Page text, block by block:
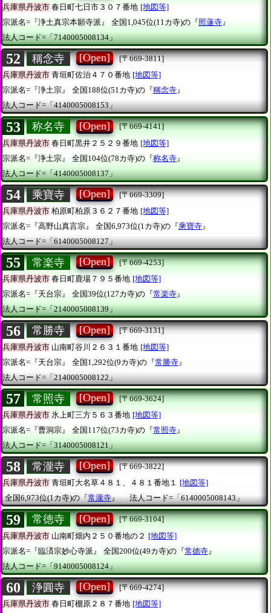
兵庫県丹波市 春日町七日市３０７番地 [地図等]
宗派名=『浄土真宗本願寺派』
全国1,045位(11カ寺)の『照蓮寺』
法人コード=「7140005008134」
52 稱念寺 [Open]
[〒669-3811]
兵庫県丹波市 青垣町佐治４７０番地 [地図等]
宗派名=『浄土宗』
全国188位(51カ寺)の『稱念寺』
法人コード=「4140005008153」
53 称名寺 [Open]
[〒669-4141]
兵庫県丹波市 春日町黒井２５２９番地 [地図等]
宗派名=『浄土宗』
全国104位(78カ寺)の『称名寺 』
法人コード=「4140005008137」
54 乘寶寺 [Open]
[〒669-3309]
兵庫県丹波市 柏原町柏原３６２７番地 [地図等]
宗派名=『高野山真言宗』
全国6,973位(1カ寺)の『乘寶寺』
法人コード=「6140005008127」
55 常楽寺 [Open]
[〒669-4253]
兵庫県丹波市 春日町鹿場７９５番地 [地図等]
宗派名=『天台宗』
全国39位(127カ寺)の『常楽寺』
法人コード=「2140005008139」
56 常勝寺 [Open]
[〒669-3131]
兵庫県丹波市 山南町谷川２６３１番地 [地図等]
宗派名=『天台宗』
全国1,292位(9カ寺)の『常勝寺 』
法人コード=「2140005008122」
57 常照寺 [Open]
[〒669-3624]
兵庫県丹波市 氷上町三方５６３番地 [地図等]
宗派名=『曹洞宗』
全国117位(73カ寺)の『常照寺』
法人コード=「3140005008121」
58 常瀧寺 [Open]
[〒669-3822]
兵庫県丹波市 青垣町大名草４８１、４８１番地１ [地図等]
全国6,973位(1カ寺)の『常瀧寺』 法人コード=「6140005008143」
59 常徳寺 [Open]
[〒669-3104]
兵庫県丹波市 山南町畑内２５０番地の２ [地図等]
宗派名=『臨済宗妙心寺派』
全国200位(49カ寺)の『常徳寺 』
法人コード=「9140005008124」
60 浄圓寺 [Open]
[〒669-4274]
兵庫県丹波市 春日町棚原２８７番地 [地図等]